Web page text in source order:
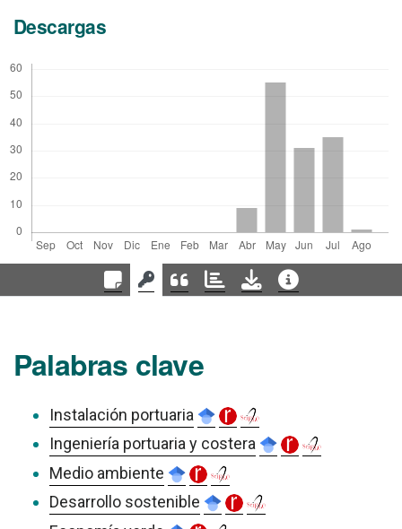
Descargas
Palabras clave
Instalación portuaria
Ingeniería portuaria y costera
Medio ambiente
Desarrollo sostenible